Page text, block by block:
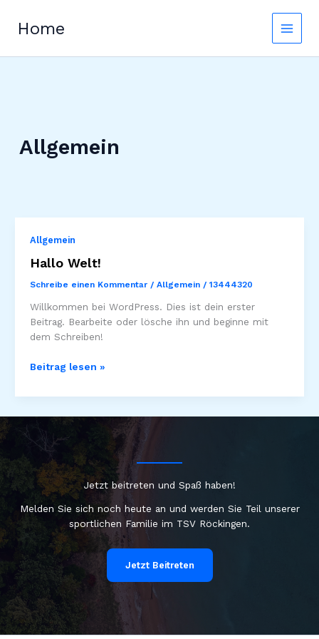
Inhalt
springenHome
Allgemein
Allgemein
Hallo Welt!
Schreibe einen Kommentar / Allgemein/ 13444320
Willkommen bei WordPress. Dies ist dein erster
Beitrag. Bearbeite oder lösche ihn und beginne mit
dem Schreiben!
Hallo
Beitrag lesen »
Jetzt beitreten und Spaß haben!
Melden Sie sich noch heute an und werden Sie Teil unserer
sportlichen Familie im TSV Röckingen.
Jetzt Beitreten